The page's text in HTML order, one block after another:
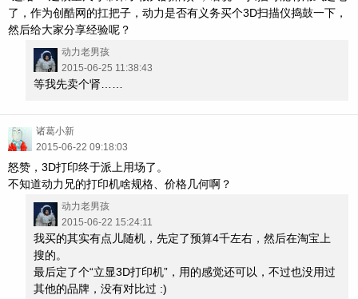
了，作为创酷网的扛把子，动力是否有义务买个3D扫描仪捣鼓一下，
然后给大家分享经验呢？
动力老男孩
2015-06-25 11:38:43
等我先卖个肾……
诸葛小新
2015-06-22 09:18:03
怒赞，3D打印终于派上用场了。
不知道动力兄的打印机啥规格、价格几何啊？
动力老男孩
2015-06-22 15:24:11
我买的其实有点儿随机，先定了预算4千左右，然后在淘宝上
搜的。
最后定了个“立显3D打印机”，用的感觉还可以，不过也没用过
其他的品牌，没有对比过 :)